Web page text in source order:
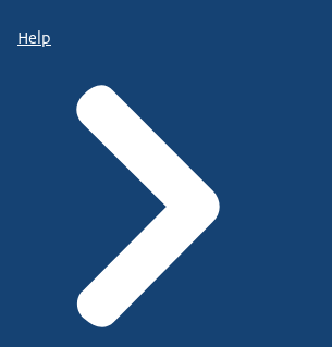
Help